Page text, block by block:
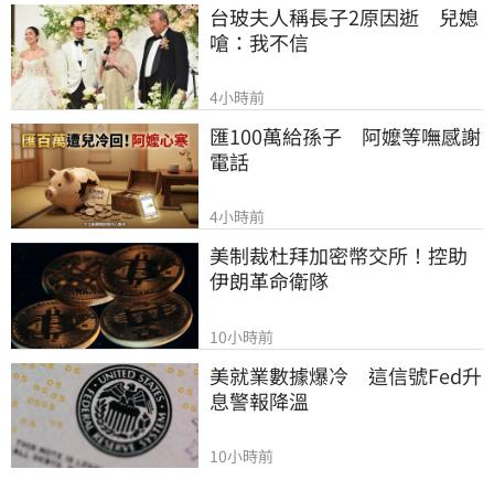
台玻夫人稱長子2原因逝　兒媳
嗆：我不信
4小時前
匯100萬給孫子　阿嬤等嘸感謝
電話
4小時前
美制裁杜拜加密幣交所！控助
伊朗革命衛隊
10小時前
美就業數據爆冷　這信號Fed升
息警報降溫
10小時前